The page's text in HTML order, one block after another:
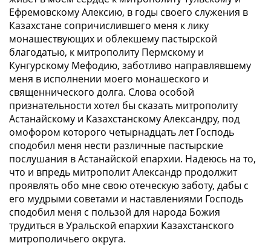
Ефремовскому Алексию, в годы своего служения в
Казахстане сопричислившего меня к лику
монашествующих и облекшему пастырской
благодатью, к митрополиту Пермскому и
Кунгурскому Мефодию, заботливо направлявшему
меня в исполнении моего монашеского и
священнического долга. Слова особой
признательности хотел бы сказать митрополиту
Астанайскому и Казахстанскому Александру, под
омофором которого четырнадцать лет Господь
сподобил меня нести различные пастырские
послушания в Астанайской епархии. Надеюсь на то,
что и впредь митрополит Александр продолжит
проявлять обо мне свою отеческую заботу, дабы с
его мудрыми советами и наставлениями Господь
сподобил меня с пользой для народа Божия
трудиться в Уральской епархии Казахстанского
митрополичьего округа.